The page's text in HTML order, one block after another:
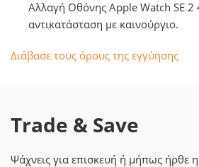
Αλλαγή Οθόνης Apple Watch SE 2
αντικατάσταση με καινούργιο.
Διάβασε τους όρους της εγγύησης
Trade & Save
Ψάχνεις για επισκευή ή μήπως ήρθε